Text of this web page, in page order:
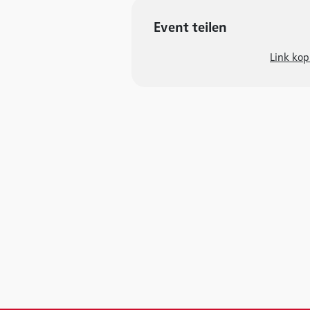
Event teilen
Link